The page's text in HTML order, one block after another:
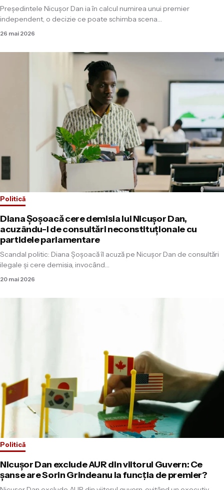
Președintele Nicușor Dan ia în calcul numirea unui premier
independent, o decizie ce poate schimba scena…
26 mai 2026
Politică
Diana Șoșoacă cere demisia lui Nicușor Dan,
acuzându-l de consultări neconstituționale cu
partidele parlamentare
Scandal politic: Diana Șoșoacă îl acuză pe Nicușor Dan de consultări
ilegale și cere demisia, invocând…
20 mai 2026
Politică
Nicuşor Dan exclude AUR din viitorul Guvern: Ce
şanse are Sorin Grindeanu la funcţia de premier?